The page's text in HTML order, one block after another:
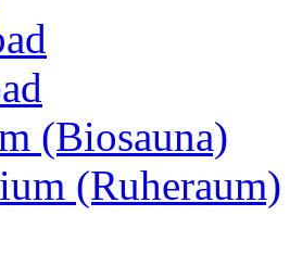
(Biosauna)
(Ruheraum)